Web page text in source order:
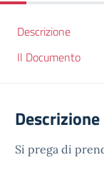
Descrizione
Il Documento
Descrizione
Si prega di